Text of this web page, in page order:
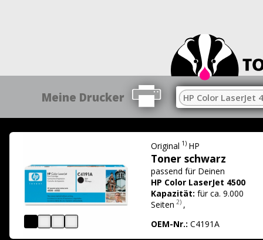
Meine Drucker HP Color LaserJet
Original 1) HP
Toner schwarz
passend für Deinen
HP Color LaserJet 4500
Kapazität: für ca. 9.000
Seiten 2) ,
OEM-Nr.: C4191A